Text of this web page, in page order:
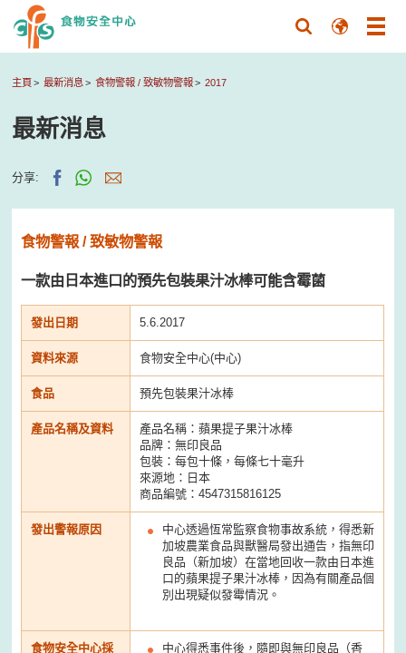
主頁 最新消息 食物警報 / 致敏物警報 2017
最新消息
分享:
食物警報 / 致敏物警報
一款由日本進口的預先包裝果汁冰棒可能含霉菌
發出日期 5.6.2017
資料來源 食物安全中心(中心)
食品 預先包裝果汁冰棒
產品名稱及資料
產品名稱：蘋果提子果汁冰棒
品牌：無印良品
包裝：每包十條，每條七十毫升
來源地：日本
商品編號：4547315816125
發出警報原因
中心透過恆常監察食物事故系統，得悉新
加坡農業食品與獸醫局發出通告，指無印
良品（新加坡）在當地回收一款由日本進
口的蘋果提子果汁冰棒，因為有關產品個
別出現疑似發霉情況。
食物安全中心採
中心得悉事件後，隨即與無印良品（香